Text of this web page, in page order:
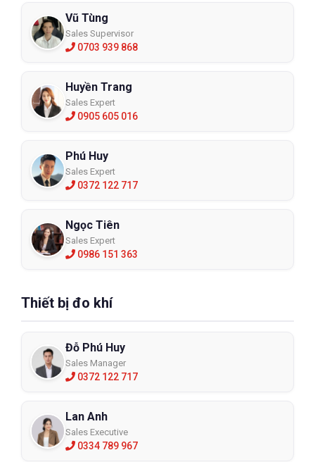
Vũ Tùng
Sales Supervisor
0703 939 868
Huyền Trang
Sales Expert
0905 605 016
Phú Huy
Sales Expert
0372 122 717
Ngọc Tiên
Sales Expert
0986 151 363
Thiết bị đo khí
Đỗ Phú Huy
Sales Manager
0372 122 717
Lan Anh
Sales Executive
0334 789 967